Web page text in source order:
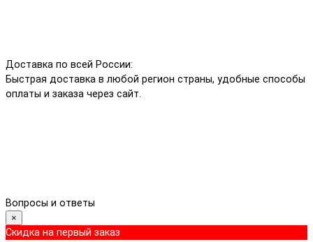
Доставка по всей России:
Быстрая доставка в любой регион страны, удобные способы
оплаты и заказа через сайт.
Вопросы и ответы
×
Скидка на первый заказ